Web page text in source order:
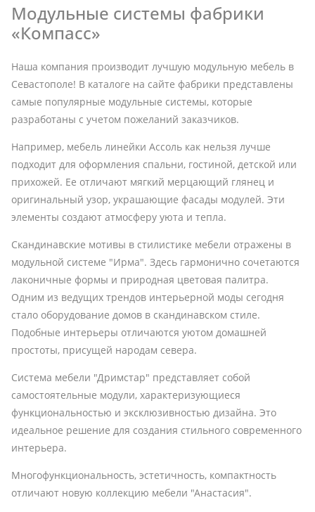
Модульные системы фабрики
«Компасс»
Наша компания производит лучшую модульную мебель в
Севастополе! В каталоге на сайте фабрики представлены
самые популярные модульные системы, которые
разработаны с учетом пожеланий заказчиков.
Например, мебель линейки Ассоль как нельзя лучше
подходит для оформления спальни, гостиной, детской или
прихожей. Ее отличают мягкий мерцающий глянец и
оригинальный узор, украшающие фасады модулей. Эти
элементы создают атмосферу уюта и тепла.
Скандинавские мотивы в стилистике мебели отражены в
модульной системе "Ирма". Здесь гармонично сочетаются
лаконичные формы и природная цветовая палитра.
Одним из ведущих трендов интерьерной моды сегодня
стало оборудование домов в скандинавском стиле.
Подобные интерьеры отличаются уютом домашней
простоты, присущей народам севера.
Система мебели "Дримстар" представляет собой
самостоятельные модули, характеризующиеся
функциональностью и эксклюзивностью дизайна. Это
идеальное решение для создания стильного современного
интерьера.
Многофункциональность, эстетичность, компактность
отличают новую коллекцию мебели "Анастасия".